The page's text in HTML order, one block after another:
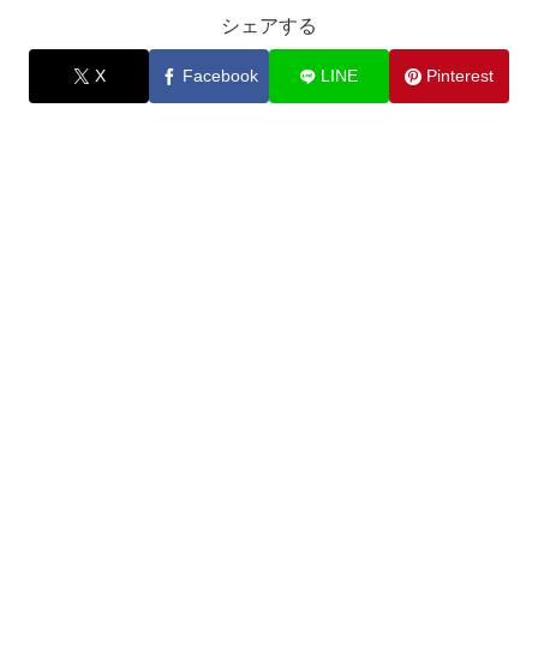
シェアする
X Facebook LINE Pinterest